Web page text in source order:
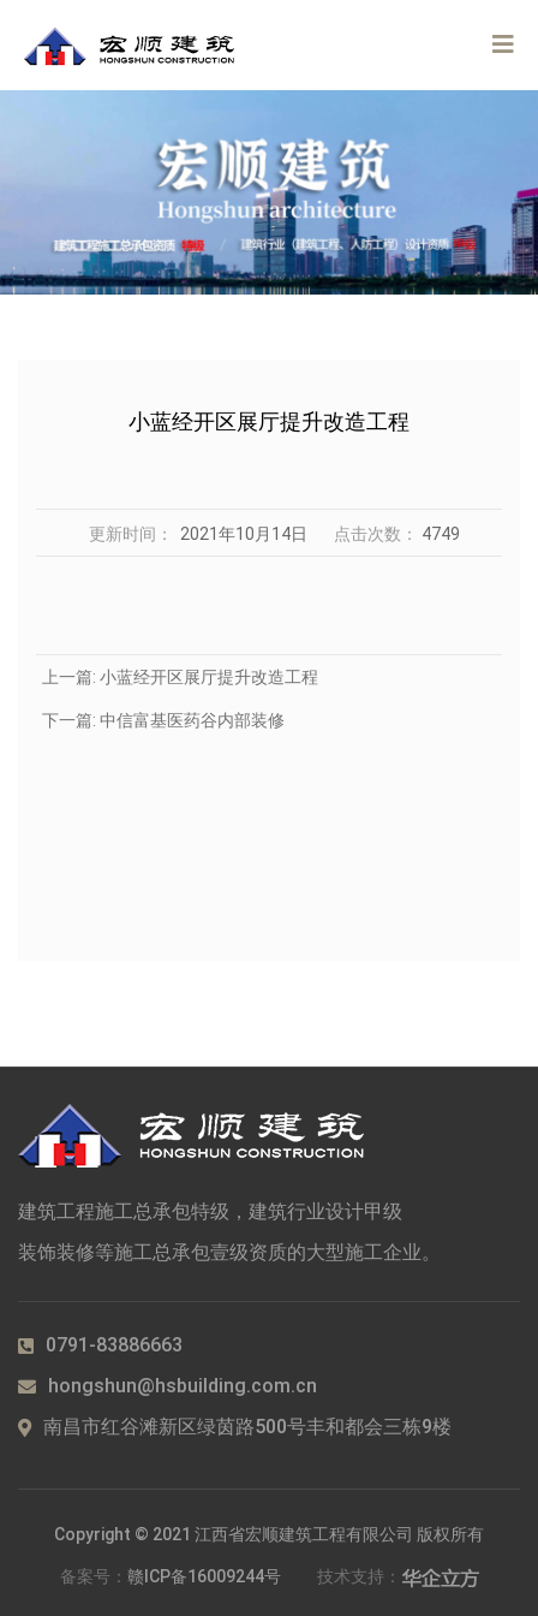
小蓝经开区展厅提升改造工程
更新时间： 2021年10月14日 点击次数： 4749
上一篇: 小蓝经开区展厅提升改造工程
下一篇: 中信富基医药谷内部装修
建筑工程施工总承包特级，建筑行业设计甲级
装饰装修等施工总承包壹级资质的大型施工企业。
0791-83886663
hongshun@hsbuilding.com.cn
南昌市红谷滩新区绿茵路500号丰和都会三栋9楼
Copyright © 2021 江西省宏顺建筑工程有限公司 版权所有
备案号： 赣ICP备16009244号 技术支持：